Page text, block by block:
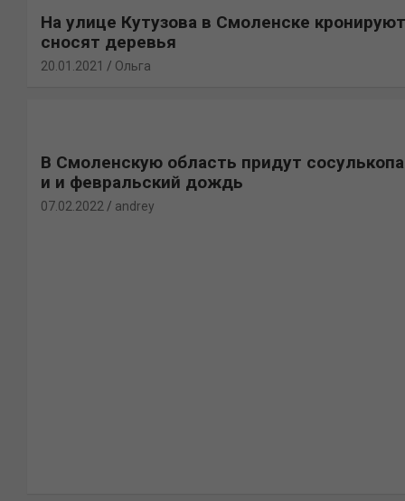
На улице Кутузова в Смоленске
сносят деревья
20.01.2021 Ольга
В Смоленскую область придут
и и февральский дождь
07.02.2022 andrey